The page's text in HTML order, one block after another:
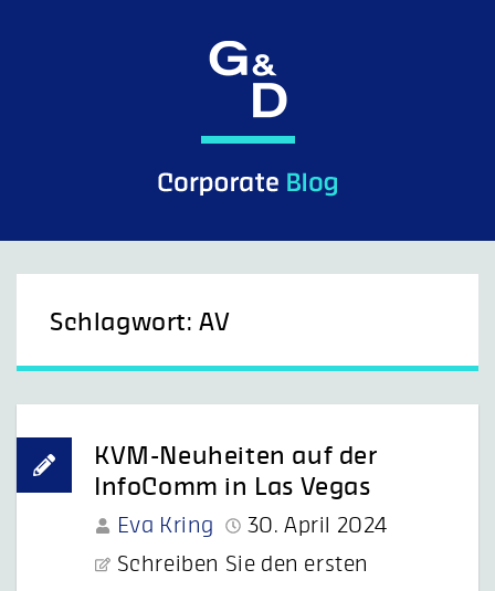
G&D Control what you see.
Schlagwort:AV
KVM-Neuheiten auf der
InfoComm in Las Vegas
Eva Kring
30. April 2024
Schreiben Sie den ersten